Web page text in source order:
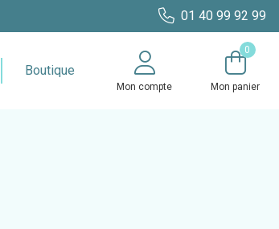
01 40 99 92 99
Boutique
Mon compte
0
Mon panier